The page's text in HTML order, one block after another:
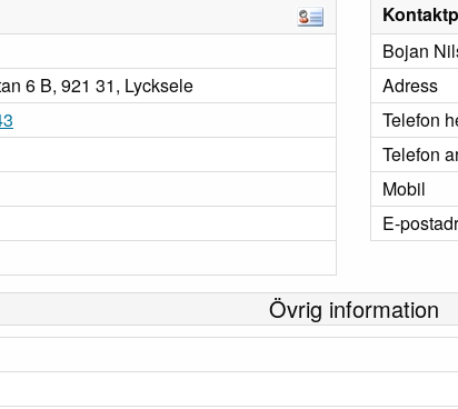
6 B, 921 31, Lycksele
Bojan
Adress
Telefon
Telefon
Mobil
E-
Övrig information